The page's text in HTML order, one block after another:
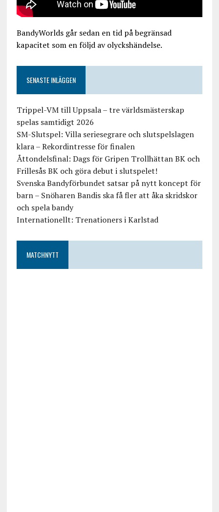
BandyWorlds går sedan en tid på begränsad
kapacitet som en följd av olyckshändelse.
SENASTE INLÄGGEN
Trippel-VM till Uppsala – tre världsmästerskap
spelas samtidigt 2026
SM-Slutspel: Villa seriesegrare och slutspelslagen
klara – Rekordintresse för finalen
Åttondelsfinal: Dags för Gripen Trollhättan BK och
Frillesås BK och göra debut i slutspelet!
Svenska Bandyförbundet satsar på nytt koncept för
barn – Snöharen Bandis ska få fler att åka skridskor
och spela bandy
Internationellt: Trenationers i Karlstad
MATCHNYTT